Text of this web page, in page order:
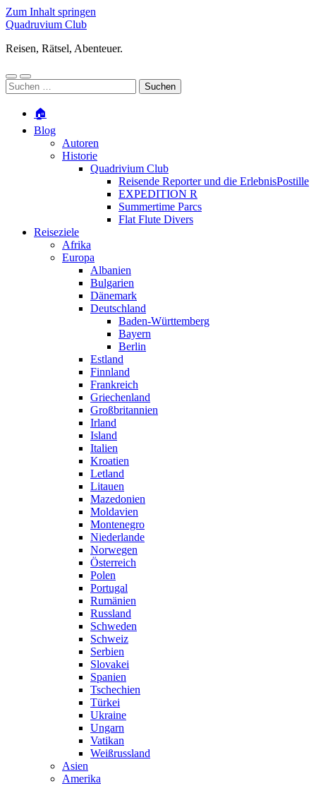
Zum Inhalt springen
Quadruvium Club
Reisen, Rätsel, Abenteuer.
Mobile-
Menü
Suchfeld
ein-/ausblenden
Suchen
nach:
🏠
Blog
Autoren
Historie
Quadrivium Club
Reisende Reporter und die ErlebnisPostille
EXPEDITION R
Summertime Parcs
Flat Flute Divers
Reiseziele
Afrika
Europa
Albanien
Bulgarien
Dänemark
Deutschland
Baden-Württemberg
Bayern
Berlin
Estland
Finnland
Frankreich
Griechenland
Großbritannien
Irland
Island
Italien
Kroatien
Letland
Litauen
Mazedonien
Moldavien
Montenegro
Niederlande
Norwegen
Österreich
Polen
Portugal
Rumänien
Russland
Schweden
Schweiz
Serbien
Slovakei
Spanien
Tschechien
Türkei
Ukraine
Ungarn
Vatikan
Weißrussland
Asien
Amerika